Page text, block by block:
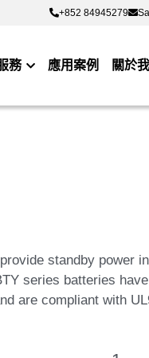
+852 84945279
+852 84945279
務 應用案例 關於
standby power in
series batteries
are compliant with